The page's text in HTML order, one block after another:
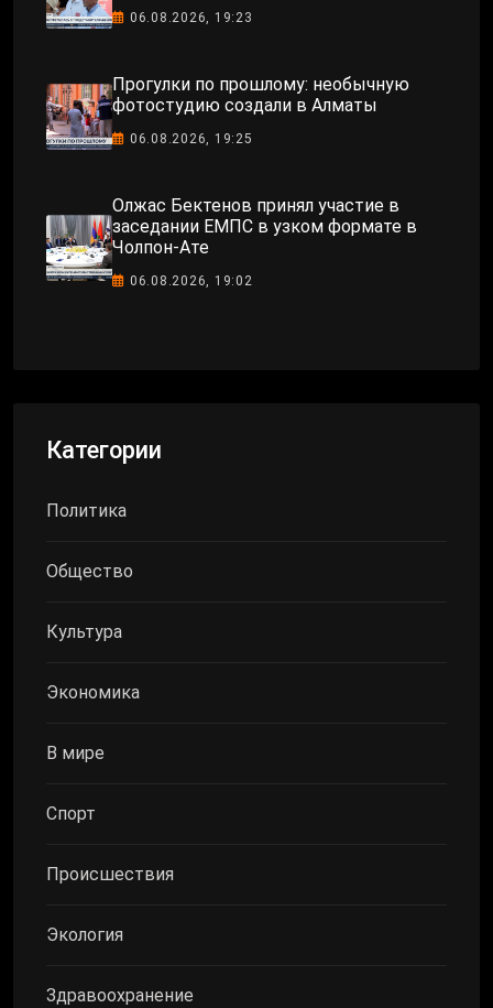
06.08.2026, 19:23
Прогулки по прошлому: необычную
фотостудию создали в Алматы
06.08.2026, 19:25
Олжас Бектенов принял участие в
заседании ЕМПС в узком формате в
Чолпон-Ате
06.08.2026, 19:02
Категории
Политика
Общество
Культура
Экономика
В мире
Спорт
Происшествия
Экология
Здравоохранение